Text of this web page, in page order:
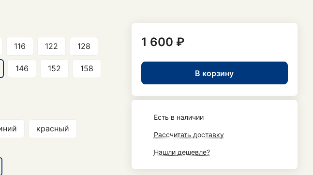
116 122 128
146 152 158
красный
1 600 ₽
В корзину
Есть в наличии
Рассчитать доставку
Нашли дешевле?